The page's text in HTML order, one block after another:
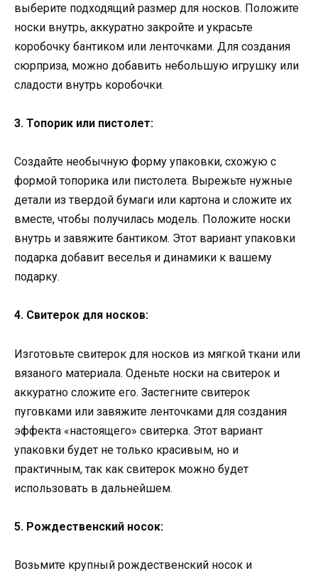
выберите подходящий размер для носков. Положите
носки внутрь, аккуратно закройте и украсьте
коробочку бантиком или ленточками. Для создания
сюрприза, можно добавить небольшую игрушку или
сладости внутрь коробочки.
3. Топорик или пистолет:
Создайте необычную форму упаковки, схожую с
формой топорика или пистолета. Вырежьте нужные
детали из твердой бумаги или картона и сложите их
вместе, чтобы получилась модель. Положите носки
внутрь и завяжите бантиком. Этот вариант упаковки
подарка добавит веселья и динамики к вашему
подарку.
4. Свитерок для носков:
Изготовьте свитерок для носков из мягкой ткани или
вязаного материала. Оденьте носки на свитерок и
аккуратно сложите его. Застегните свитерок
пуговками или завяжите ленточками для создания
эффекта «настоящего» свитерка. Этот вариант
упаковки будет не только красивым, но и
практичным, так как свитерок можно будет
использовать в дальнейшем.
5. Рождественский носок:
Возьмите крупный рождественский носок и